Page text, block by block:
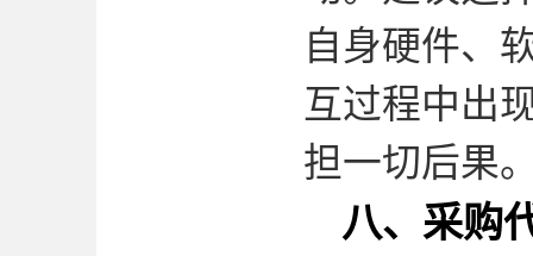
自身硬件、
互过程中出
担一切后果
八、采购